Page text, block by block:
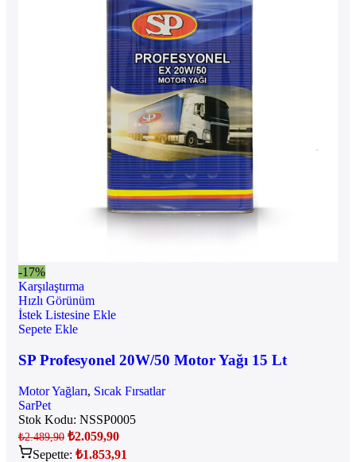
-17%
Karşılaştırma
Hızlı Görünüm
İstek Listesine Ekle
Sepete Ekle
SP Profesyonel 20W/50 Motor Yağı 15 Lt
Motor Yağları, Sıcak Fırsatlar
SarPet
Stok Kodu: NSSP0005
₺2.489,90 ₺2.059,90
Sepette: ₺1.853,91